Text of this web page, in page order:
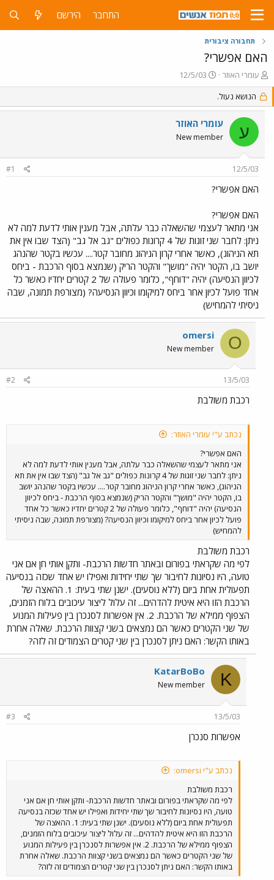
התחבר הירשם
תחבורה ציבורית
האם אפשרי?
פ
ו
ת
ח
נ
עומרי האוזר
פ
ו
ס
ם
ב
ת
12/5/03
הנושא נעול.
ע עומרי האוזר
New member
12/5/03
#1
האם אפשרי?
האם אפשרי?
אני מתאר לעצמי שהשאלה כבר עלתה, אבל מענין אותי לדעת למה לא
ניתן: לחבר שני זוגות של 4 קרונות כפולים "גב אל גב" (הצד שבו אין את
תא הניהוג), כאשר אחרי קרון הניהוג מחובר קטר.... עכשיו בקטר שהנהג
יושב בו, הקטר יהיה "מושך" והקטר הריק (שנמצא בסוף הרכבת - ביחס
לכיוון הנסיעה) יהיה "דוחף", כלומר פעולה של 2 קטרים יחדיו כאשר כל
אחד פועל לכיון אחר ביחס למיקומו וכיוון הנסיעה? (מצורפת תמונה, שבה
ניסיתי להמחיש)
O
omersi
New member
13/5/03
#2
רכבת משולבת
נכתב ע"י עומרי האוזר:
האם אפשרי?
אני מתאר לעצמי שהשאלה כבר עלתה, אבל מענין אותי לדעת למה לא
ניתן: לחבר שני זוגות של 4 קרונות כפולים "גב אל גב" (הצד שבו אין את תא
הניהוג), כאשר אחרי קרון הניהוג מחובר קטר.... עכשיו בקטר שהנהג יושב
בו, הקטר יהיה "מושך" והקטר הריק (שנמצא בסוף הרכבת - ביחס לכיוון
הנסיעה) יהיה "דוחף", כלומר פעולה של 2 קטרים יחדיו כאשר כל אחד
פועל לכיון אחר ביחס למיקומו וכיוון הנסיעה? (מצורפת תמונה, שבה ניסיתי
להמחיש)
רכבת משולבת
לפי מה שקראתי בפורום ובאתר חדשות הרכבת- ותקן אותי חן אם אני
טועה, היו נסיונות לחיבור שך שתי יחידות ואפילו יש אחד שכזה בנסיעה
תפעולית אחת ביום (ללא נוסעים). ישנן שתי בעית: 1. ההאצה של
הרכבת הזו היא איטית להדהים... זה עלול ליצור עיכובים בלוח הזמנים,
הצפוף ממילא של הרכבת. 2. אין אפשרות לסנכרן בין פעילות המנוע
של שני הקטרים כאשר הם נמצאים בשני קצוות הרכבת. שאלה אחרת
באותו הקשר: האם ניתן לסנכרן בין שני קטרים הצמודים זה לזה?
K
KatarBoBo
New member
13/5/03
#3
אפשרות סנכרן
נכתב ע"י omersi:
רכבת משולבת
לפי מה שקראתי בפורום ובאתר חדשות הרכבת- ותקן אותי חן אם אני
טועה, היו נסיונות לחיבור שך שתי יחידות ואפילו יש אחד שכזה בנסיעה
תפעולית אחת ביום (ללא נוסעים). ישנן שתי בעית: 1. ההאצה של
הרכבת הזו היא איטית להדהים... זה עלול ליצור עיכובים בלוח הזמנים,
הצפוף ממילא של הרכבת. 2. אין אפשרות לסנכרן בין פעילות המנוע
של שני הקטרים כאשר הם נמצאים בשני קצוות הרכבת. שאלה אחרת
באותו הקשר: האם ניתן לסנכרן בין שני קטרים הצמודים זה לזה?